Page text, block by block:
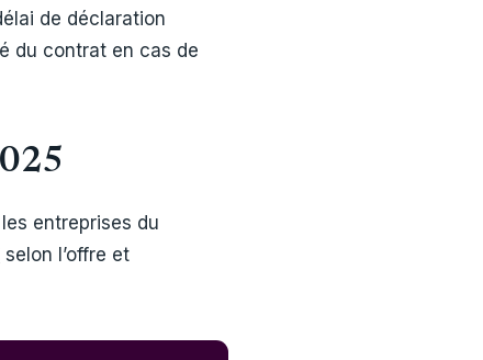
de déclaration
du contrat en cas de
entreprises du
selon l’offre et